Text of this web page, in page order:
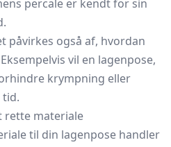
percale er kendt for sin
påvirkes også af, hvordan
vil en lagenpose,
krympning eller
rette materiale
til din lagenpose handler